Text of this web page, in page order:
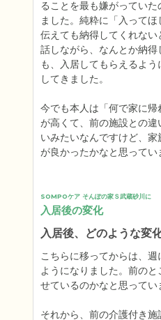
ることを最も嫌がってい
ました。純粋に「入って
伝えても納得してくれな
話しながら、なんとか納得
も、入居してもらえるよ
してきました。
今でも本人は「何で家に
が高くて、前の施設との
いみたいなんですけど、
が良かったかなと思ってい
SOMPOケア そんぽの家Ｓ武蔵砂川に
入居後の変化
入居後、どのような変
こちらに移ってからは、
ようになりました。前の
せているのかなと思ってい
それから、前の介護付き